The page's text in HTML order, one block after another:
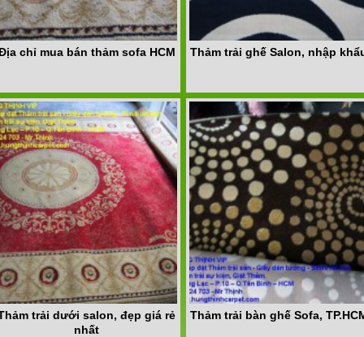
chỉ mua bán thảm sofa HCM Thảm trải ghế Salon, nhập
trải dưới salon, đẹp giá rẻ
nhất
Thảm trải bàn ghế Sofa,